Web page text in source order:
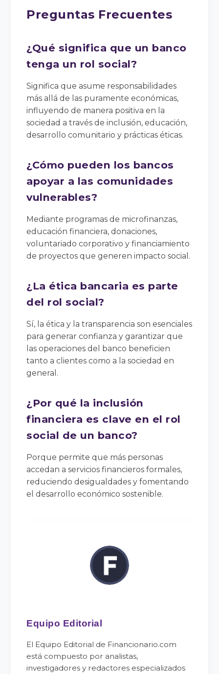
Preguntas Frecuentes
¿Qué significa que un banco
tenga un rol social?
Significa que asume responsabilidades
más allá de las puramente económicas,
influyendo de manera positiva en la
sociedad a través de inclusión, educación,
desarrollo comunitario y prácticas éticas.
¿Cómo pueden los bancos
apoyar a las comunidades
vulnerables?
Mediante programas de microfinanzas,
educación financiera, donaciones,
voluntariado corporativo y financiamiento
de proyectos que generen impacto social.
¿La ética bancaria es parte
del rol social?
Sí, la ética y la transparencia son esenciales
para generar confianza y garantizar que
las operaciones del banco beneficien
tanto a clientes como a la sociedad en
general.
¿Por qué la inclusión
financiera es clave en el rol
social de un banco?
Porque permite que más personas
accedan a servicios financieros formales,
reduciendo desigualdades y fomentando
el desarrollo económico sostenible.
Equipo Editorial
El Equipo Editorial de Financionario.com
está compuesto por analistas,
investigadores y redactores especializados